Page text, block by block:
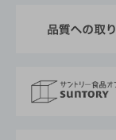
採用情報